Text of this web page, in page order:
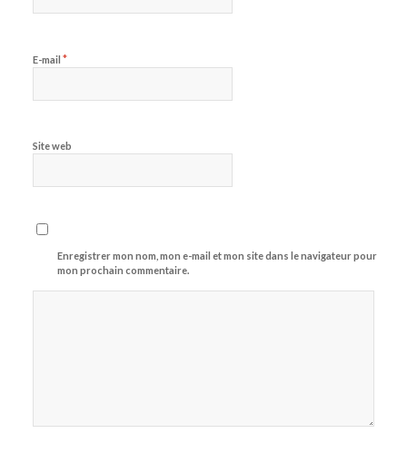
E-mail *
Site web
Enregistrer mon nom, mon e-mail et mon site dans le navigateur pour
mon prochain commentaire.